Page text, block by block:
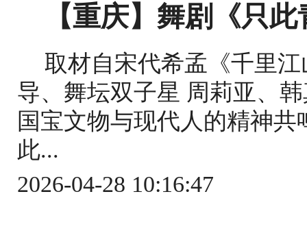
【重庆】舞剧《只
取材自宋代希孟《千里
导、舞坛双子星 周莉亚、
国宝文物与现代人的精神
此...
2026-04-28 10:16:47